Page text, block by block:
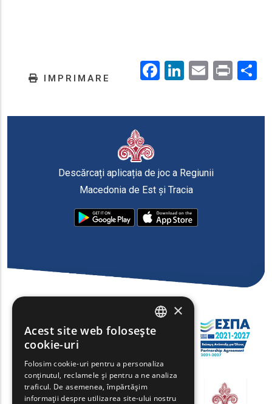
IMPRIMARE Facebook
LinkedIn
EmailPrint
Descărcați aplicația de joc a Regiunii
Macedonia de Est și Tracia
ENGLISH
FRENCH
BULGARIAN
×
Acest site web folosește
cookie-uri
Folosim cookie-uri pentru a personaliza
conținutul, reclamele și pentru a ne analiza
traficul. De asemenea, împărtășim
informații despre utilizarea site-ului nostru